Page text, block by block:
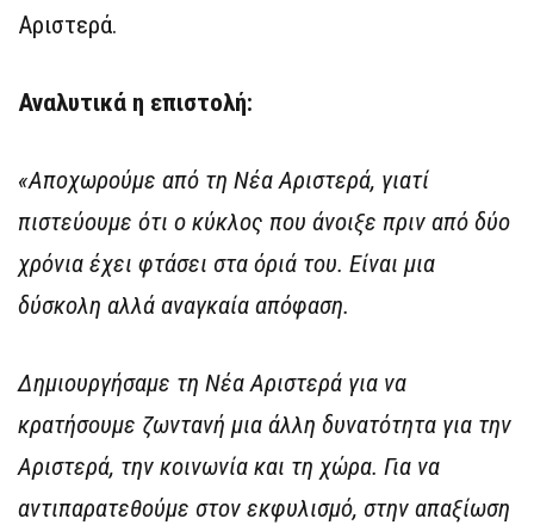
Αριστερά.
Αναλυτικά η επιστολή:
«Αποχωρούμε από τη Νέα Αριστερά, γιατί
πιστεύουμε ότι ο κύκλος που άνοιξε πριν από δύο
χρόνια έχει φτάσει στα όριά του. Είναι μια
δύσκολη αλλά αναγκαία απόφαση.
Δημιουργήσαμε τη Νέα Αριστερά για να
κρατήσουμε ζωντανή μια άλλη δυνατότητα για την
Αριστερά, την κοινωνία και τη χώρα. Για να
αντιπαρατεθούμε στον εκφυλισμό, στην απαξίωση